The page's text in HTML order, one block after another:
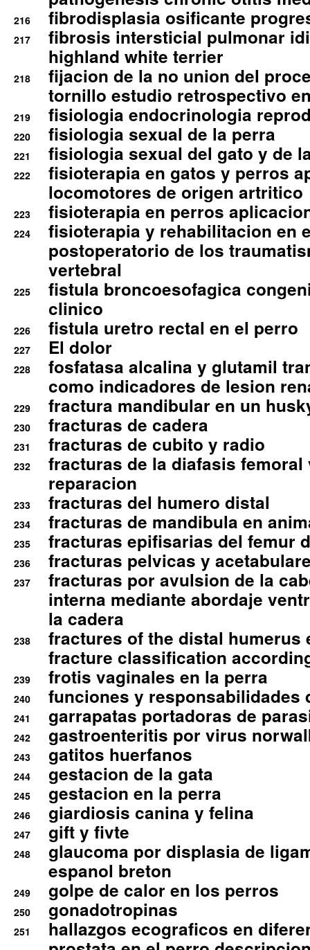
216 fibrodisplasia osificante
217
fibrosis intersticial pulmonar
highland white terrier
218
fijacion de la no union del
tornillo estudio retrospectivo
219 fisiologia endocrinologia
220 fisiologia sexual de la perra
221 fisiologia sexual del gato y de
222
fisioterapia en gatos y perros
locomotores de origen artritico
223 fisioterapia en perros
224
fisioterapia y rehabilitacion en
postoperatorio de los
vertebral
225
fistula broncoesofagica
clinico
226 fistula uretro rectal en el perro
227 El dolor
228
fosfatasa alcalina y glutamil
como indicadores de lesion
229 fractura mandibular en un
230 fracturas de cadera
231 fracturas de cubito y radio
232
fracturas de la diafasis
reparacion
233 fracturas del humero distal
234 fracturas de mandibula en
235 fracturas epifisarias del femur
236 fracturas pelvicas y
237
fracturas por avulsion de la
interna mediante abordaje
la cadera
238
fractures of the distal humerus
fracture classification
239 frotis vaginales en la perra
240 funciones y responsabilidades
241 garrapatas portadoras de
242 gastroenteritis por virus
243 gatitos huerfanos
244 gestacion de la gata
245 gestacion en la perra
246 giardiosis canina y felina
247 gift y fivte
248
glaucoma por displasia de
espanol breton
249 golpe de calor en los perros
250 gonadotropinas
251
hallazgos ecograficos en